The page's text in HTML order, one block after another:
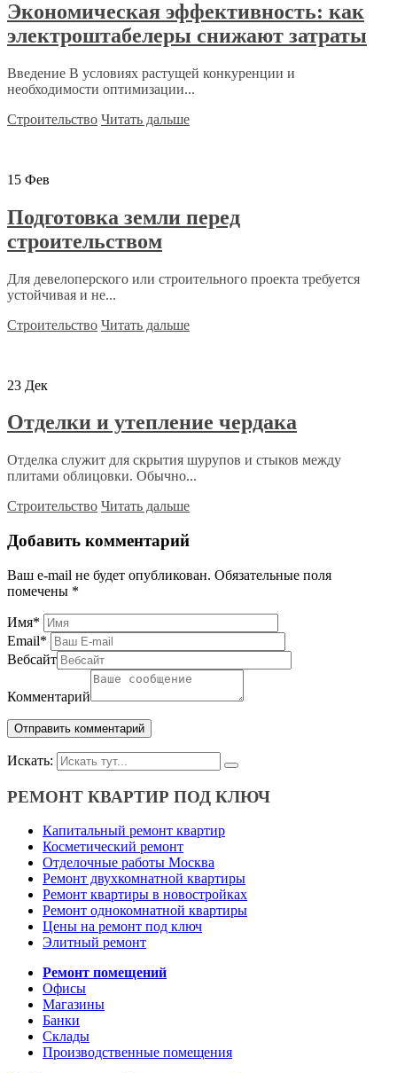
Экономическая эффективность: как
электроштабелеры снижают затраты
Введение В условиях растущей конкуренции и
необходимости оптимизации...
Строительство Читать дальше
15 Фев
Подготовка земли перед
строительством
Для девелоперского или строительного проекта требуется
устойчивая и не...
Строительство Читать дальше
23 Дек
Отделки и утепление чердака
Отделка служит для скрытия шурупов и стыков между
плитами облицовки. Обычно...
Строительство Читать дальше
Добавить комментарий
Ваш e-mail не будет опубликован. Обязательные поля
помечены *
Имя*
Email*
Вебсайт
Комментарий
Искать:
РЕМОНТ КВАРТИР ПОД КЛЮЧ
Капитальный ремонт квартир
Косметический ремонт
Отделочные работы Москва
Ремонт двухкомнатной квартиры
Ремонт квартиры в новостройках
Ремонт однокомнатной квартиры
Цены на ремонт под ключ
Элитный ремонт
Ремонт помещений
Офисы
Магазины
Банки
Склады
Производственные помещения